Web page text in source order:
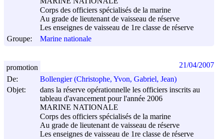
Corps des officiers spécialisés de la marine
Au grade de lieutenant de vaisseau de réserve
Les enseignes de vaisseau de 1re classe de réserve
Groupe:
Marine nationale
De:
Bollengier (Christophe, Yvon, Gabriel, Jean)
Objet:
dans la réserve opérationnelle les officiers inscrits au
tableau d'avancement pour l'année 2006
MARINE NATIONALE
Corps des officiers spécialisés de la marine
Au grade de lieutenant de vaisseau de réserve
Les enseignes de vaisseau de 1re classe de réserve
promotion 21/04/2007